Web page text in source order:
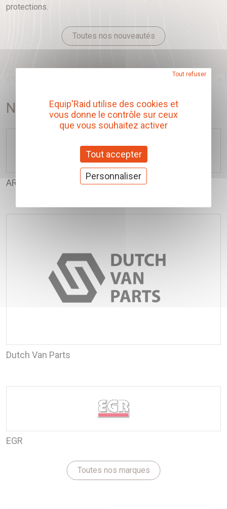
Toutes nos nouveautés
protections.
Nos marques
Toutes nos marques
ARB
Dutch Van Parts
EGR
Equip'Raid utilise des cookies et
vous donne le contrôle sur ceux
que vous souhaitez activer
Tout accepter
Tout refuser
Personnaliser